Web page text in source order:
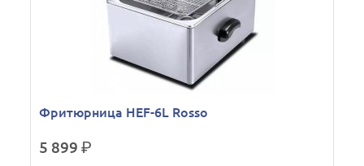
Фритюрница HEF-6L Rosso
5 899р.